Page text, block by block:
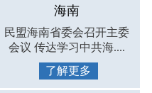
海南
民盟海南省委会召开主委
会议 传达学习中共海....
了解更多